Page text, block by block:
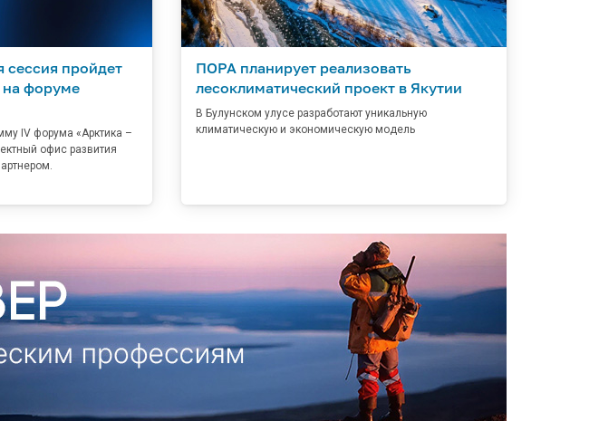
сессия пройдет
форуме
IV форума «Арктика –
офис развития
ПОРА планирует реализовать
лесоклиматический проект в Якутии
В Булунском улусе разработают уникальную
климатическую и экономическую модель